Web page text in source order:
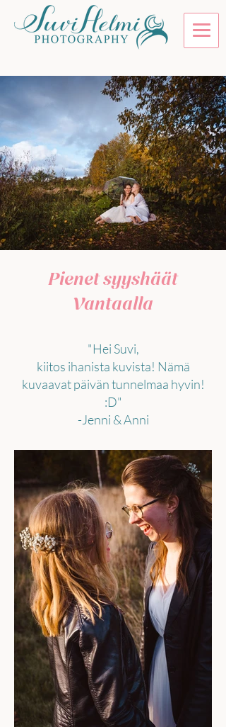
Pienet syyshäät
Vantaalla
"Hei Suvi,
kiitos ihanista kuvista! Nämä
kuvaavat päivän tunnelmaa hyvin!
:D"
-Jenni & Anni